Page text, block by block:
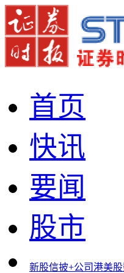
首页
快讯
要闻
股市
新股信披+公司港美股